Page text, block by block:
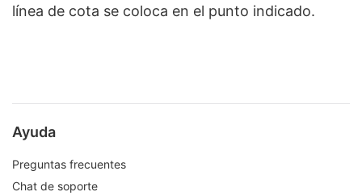
línea de cota se coloca en el punto indicado.
Ayuda
Preguntas frecuentes
Chat de soporte